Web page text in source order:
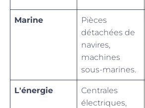
Marine
Pièces
détachées de
navires,
machines
sous-marines.
L'énergie
Centrales
électriques,